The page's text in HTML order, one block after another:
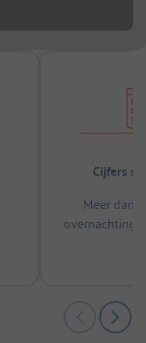
Cijfers
Meer dan